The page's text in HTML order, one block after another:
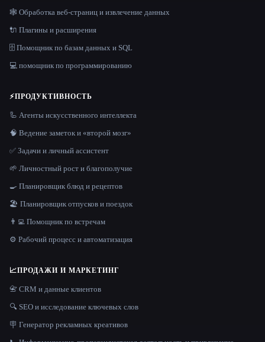
🕸️ Обработка веб-страниц и извлечение данных
🔌 Плагины и расширения
🗄️ Помощник по базам данных и SQL
💻 помощник по программированию
⚡ПРОДУКТИВНОСТЬ
🦾 Агенты искусственного интеллекта
🧠 Ведение заметок и «второй мозг»
✅ Задачи и личный ассистент
🌱 Личностный рост и благополучие
🍳 Планировщик блюд и рецептов
🏖 Планировщик отпусков и поездок
👨‍💻 Помощник по встречам
⚙️ Рабочий процесс и автоматизация
📈ПРОДАЖИ И МАРКЕТИНГ
📇 CRM и данные клиентов
🔍 SEO и исследование ключевых слов
🪧 Генератор рекламных креативов